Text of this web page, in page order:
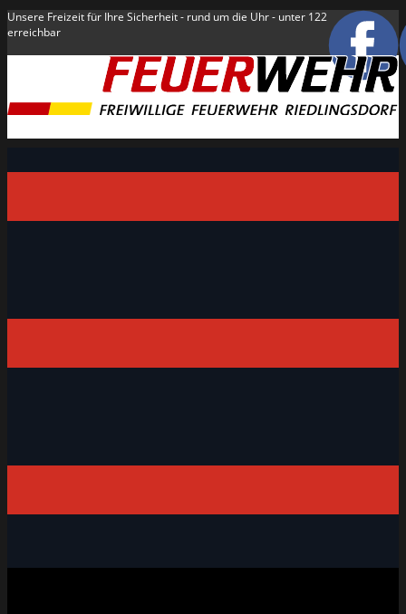
Unsere Freizeit für Ihre Sicherheit - rund um die Uhr - unter 122
erreichbar